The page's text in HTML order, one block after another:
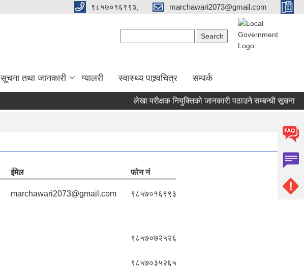
९८५७०१६९९३, marchawari2073@gmail.com
सूचना तथा जानकारी ग्यालरी स्वास्थ्य पाश्र्वचित्र सम्पर्क
लेखा परीक्षक नियुक्तिको जानकारी पठाउने सम्बन्धी सूचना
ईमेल फोन नं
marchawari2073@gmail.com ९८५७०१६९९३
९८५७०७२५२६
९८५७०३५२६५